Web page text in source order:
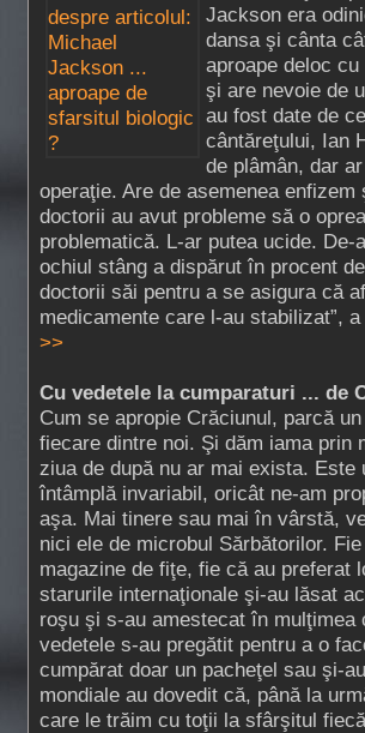
Jackson era
dansa şi cânta
aproape deloc
şi are nevoie de
au fost date de
cântăreţului, Ian
de plâmân, dar
operaţie. Are de asemenea
doctorii au avut probleme să o
problematică. L-ar putea ucide.
ochiul stâng a dispărut în procent
doctorii săi pentru a se asigura că
medicamente care l-au stabilizat”,
>>
Cu vedetele la cumparaturi ... de
Cum se apropie Crăciunul, parcă
fiecare dintre noi. Şi dăm iama prin
ziua de după nu ar mai exista. Este
întâmplă invariabil, oricât ne-am
aşa. Mai tinere sau mai în vârstă,
nici ele de microbul Sărbătorilor.
magazine de fiţe, fie că au preferat
starurile internaţionale şi-au lăsat
roşu şi s-au amestecat în
vedetele s-au pregătit pentru a o
cumpărat doar un pacheţel sau şi-
mondiale au dovedit că, până la
care le trăim cu toţii la sfârşitul